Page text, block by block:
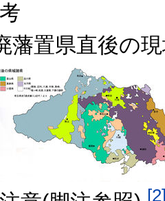
藩置県直後の